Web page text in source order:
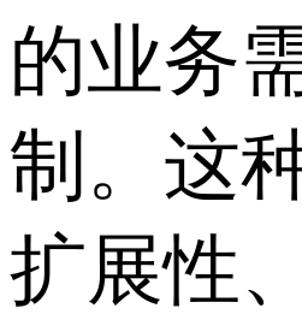
的业务
制。这
扩展性